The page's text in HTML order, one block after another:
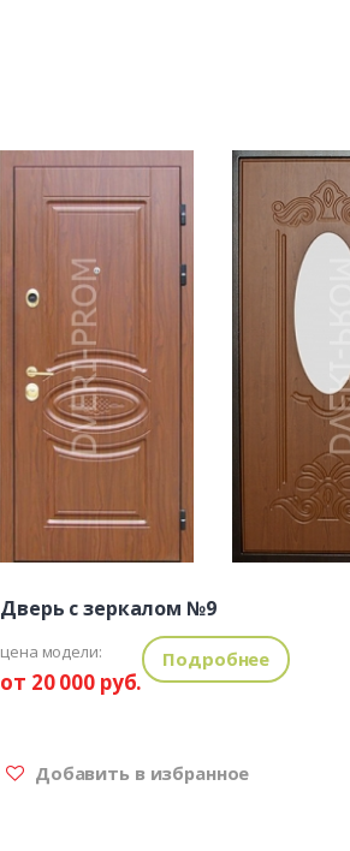
Дверь с зеркалом №9
цена модели:
от 20 000 руб.
Подробнее
Добавить в избранное